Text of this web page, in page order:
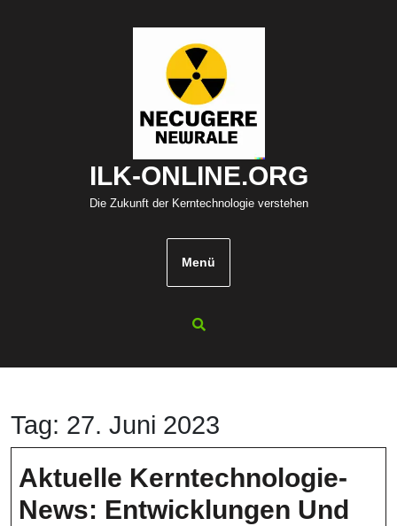
ILK-ONLINE.ORG
Die Zukunft der Kerntechnologie verstehen
Menü
Tag: 27. Juni 2023
Aktuelle Kerntechnologie-
News: Entwicklungen Und